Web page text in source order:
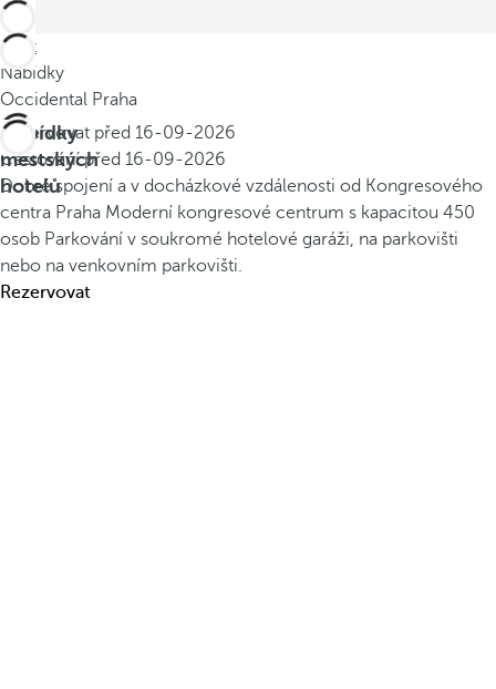
Zpět
Nabídky
Occidental Praha
Nabídky
městských
hotelů
Rezervovat před 16-09-2026
Cestování před 16-09-2026
Dobré spojení a v docházkové vzdálenosti od Kongresového
centra Praha Moderní kongresové centrum s kapacitou 450
osob Parkování v soukromé hotelové garáži, na parkovišti
nebo na venkovním parkovišti.
Rezervovat